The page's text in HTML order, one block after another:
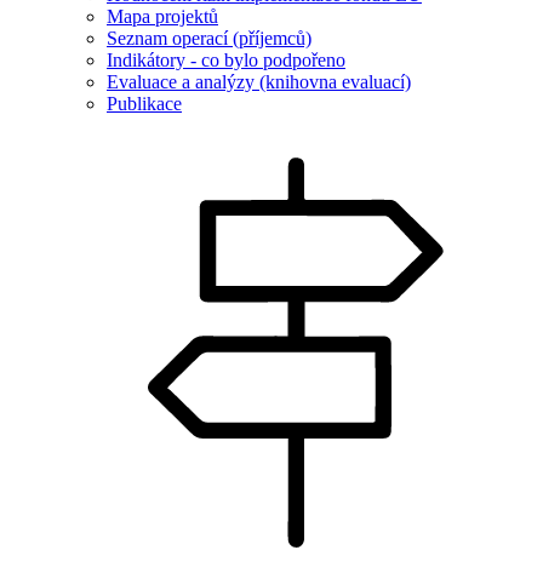
Mapa projektů
Seznam operací (příjemců)
Indikátory - co bylo podpořeno
Evaluace a analýzy (knihovna evaluací)
Publikace